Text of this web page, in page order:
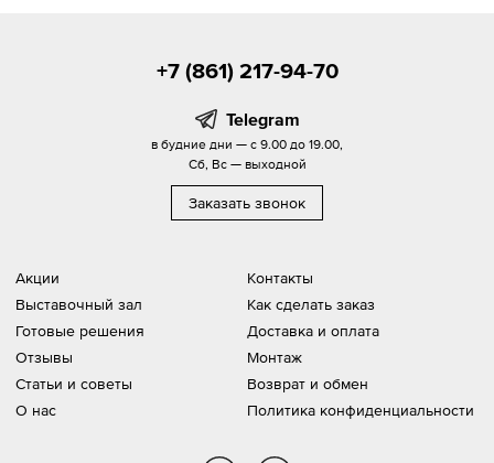
Акции
Выставочный зал
Готовые решения
Отзывы
Статьи и советы
О нас
Контакты
Как сделать заказ
Доставка и оплата
Монтаж
Возврат и обмен
Политика конфиденциальности
+7 (861) 217-94-70
Telegram
в будние дни — с 9.00 до 19.00,
Сб, Вс — выходной
Заказать звонок